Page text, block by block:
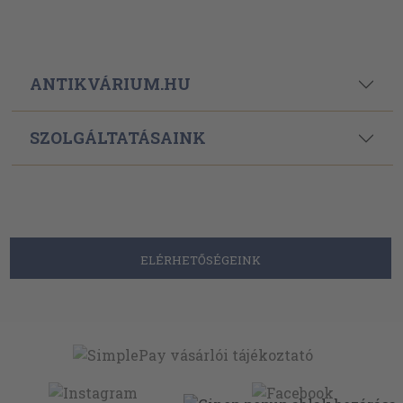
ANTIKVÁRIUM.HU
SZOLGÁLTATÁSAINK
ELÉRHETŐSÉGEINK